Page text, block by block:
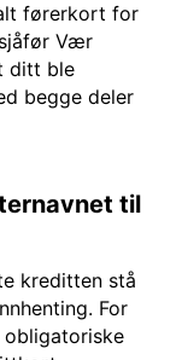
førerkort for
Vær
ditt ble
begge deler
til
kreditten stå
For